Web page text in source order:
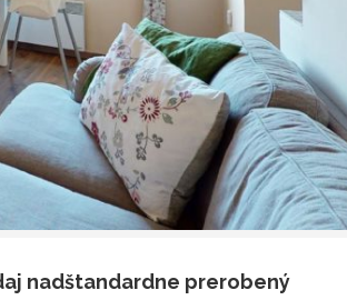
nadštandardne prerobený